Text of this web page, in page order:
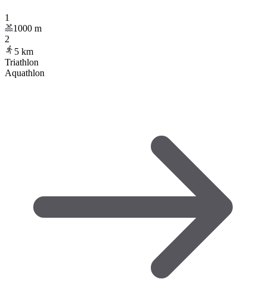
1
1000 m
2
5 km
Triathlon
Aquathlon